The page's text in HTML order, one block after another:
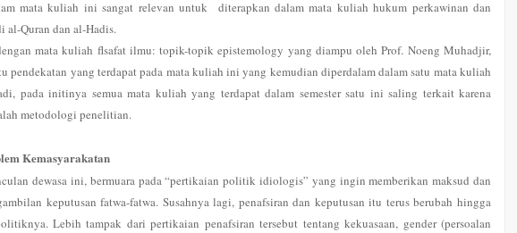
mata kuliah ini sangat relevan untuk diterapkan dalam mata kuliah hukum perkawinan dan
al-Quran dan al-Hadis.
mata kuliah flsafat ilmu: topik-topik epistemology yang diampu oleh Prof. Noeng Muhadjir,
pendekatan yang terdapat pada mata kuliah ini yang kemudian diperdalam dalam satu mata kuliah
pada initinya semua mata kuliah yang terdapat dalam semester satu ini saling terkait karena
metodologi penelitian.
Kemasyarakatan
dewasa ini, bermuara pada “pertikaian politik idiologis” yang ingin memberikan maksud dan
keputusan fatwa-fatwa. Susahnya lagi, penafsiran dan keputusan itu terus berubah hingga
Lebih tampak dari pertikaian penafsiran tersebut tentang kekuasaan, gender (persoalan